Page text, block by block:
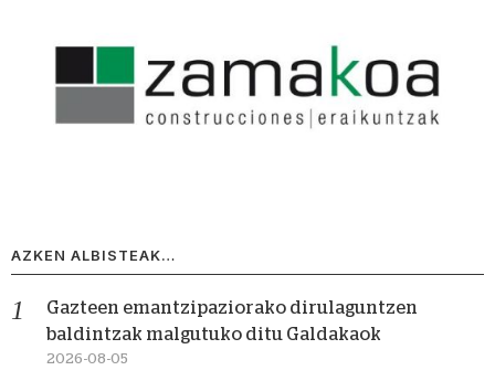
AZKEN ALBISTEAK…
Gazteen emantzipaziorako dirulaguntzen
baldintzak malgutuko ditu Galdakaok
2026-08-05